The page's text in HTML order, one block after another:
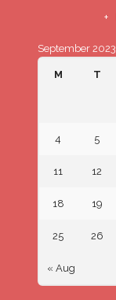
September 2023
M T
« Aug
4 5
11 12
18 19
25 26